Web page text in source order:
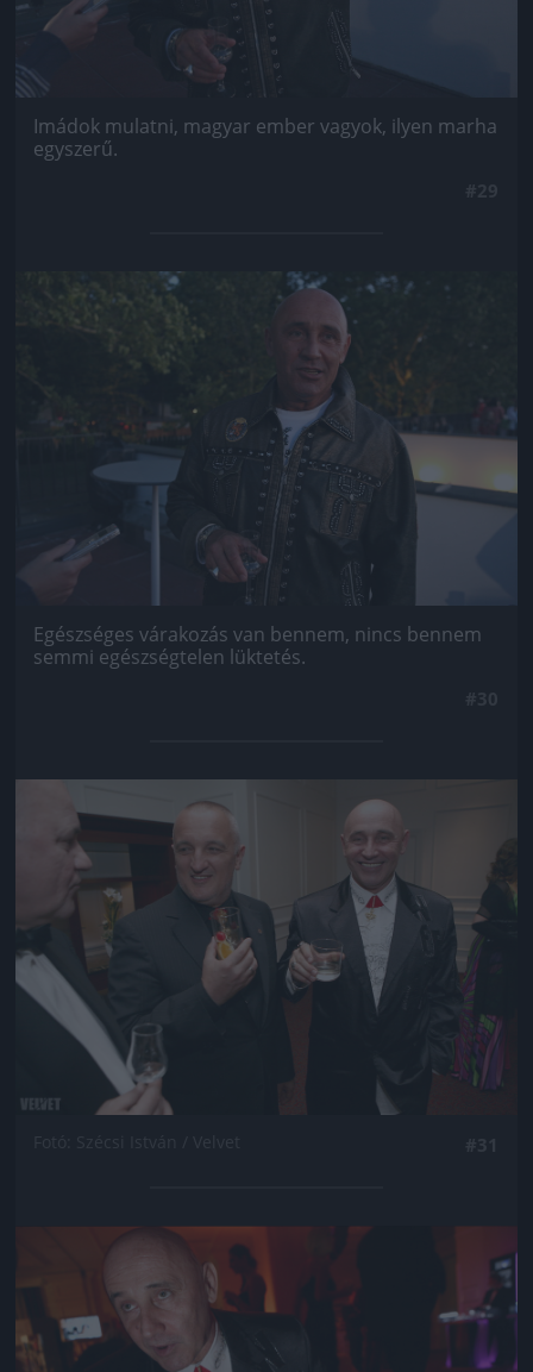
Imádok mulatni, magyar ember vagyok, ilyen marha
egyszerű.
Jön még kép!
Egészséges várakozás van bennem, nincs bennem
semmi egészségtelen lüktetés.
Jön még kép!
Jön még kép!